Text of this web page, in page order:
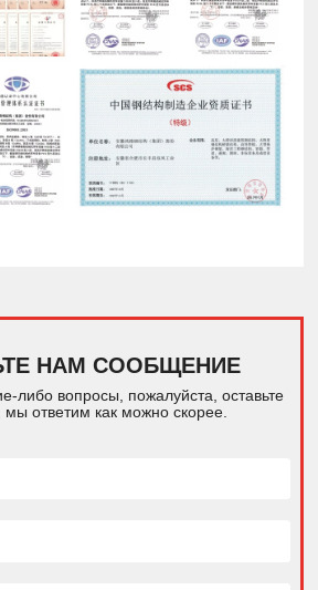
НАМ СООБЩЕНИЕ
либо вопросы, пожалуйста, оставьте
ответим как можно скорее.